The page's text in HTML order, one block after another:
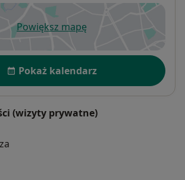
Powiększ mapęotwiera się w nowej karcie
Pokaż kalendarz
(wizyty prywatne)